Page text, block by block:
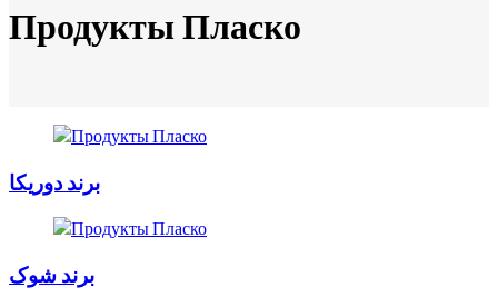
Продукты Пласко
برند دوریکا
برند شوک